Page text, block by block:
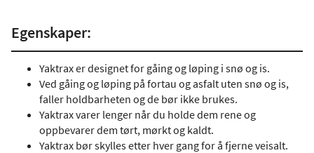
Egenskaper:
Yaktrax er designet for gåing og løping i snø og is.
Ved gåing og løping på fortau og asfalt uten snø og is,
faller holdbarheten og de bør ikke brukes.
Yaktrax varer lenger når du holde dem rene og
oppbevarer dem tørt, mørkt og kaldt.
Yaktrax bør skylles etter hver gang for å fjerne veisalt.